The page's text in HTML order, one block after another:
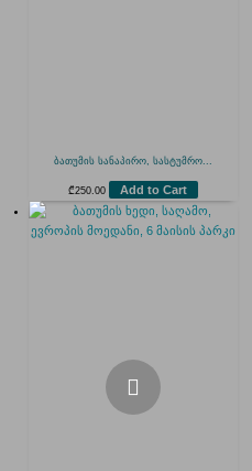
ბათუმის სანაპირო, სასტუმრო...
₾250.00 Add to Cart